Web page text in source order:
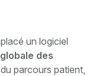
un logiciel
des
parcours patient,